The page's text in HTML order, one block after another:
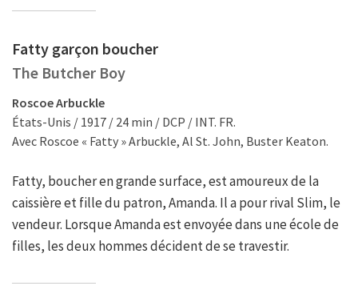
Fatty garçon boucher
The Butcher Boy
Roscoe Arbuckle
États-Unis / 1917 / 24 min / DCP / INT. FR.
Avec Roscoe « Fatty » Arbuckle, Al St. John, Buster Keaton.
Fatty, boucher en grande surface, est amoureux de la
caissière et fille du patron, Amanda. Il a pour rival Slim, le
vendeur. Lorsque Amanda est envoyée dans une école de
filles, les deux hommes décident de se travestir.